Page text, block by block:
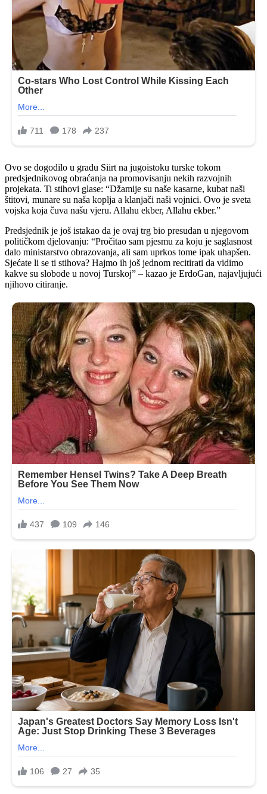
Ovo se dogodilo u gradu Siirt na jugoistoku turske tokom
predsjednikovog obraćanja na promovisanju nekih razvojnih
projekata. Ti stihovi glase: “Džamije su naše kasarne, kubat naši
štitovi, munare su naša koplja a klanjači naši vojnici. Ovo je sveta
vojska koja čuva našu vjeru. Allahu ekber, Allahu ekber.”
Predsjednik je još istakao da je ovaj trg bio presudan u njegovom
političkom djelovanju: “Pročitao sam pjesmu za koju je saglasnost
dalo ministarstvo obrazovanja, ali sam uprkos tome ipak uhapšen.
Sjećate li se ti stihova? Hajmo ih još jednom recitirati da vidimo
kakve su slobode u novoj Turskoj” – kazao je ErdoGan, najavljujući
njihovo citiranje.